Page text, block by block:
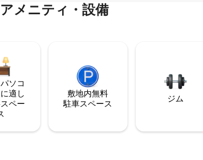
メニティ・設備
ソコ
適し
ペー
敷地内無料
駐⁠車ス⁠ペ⁠ー⁠ス
ジム